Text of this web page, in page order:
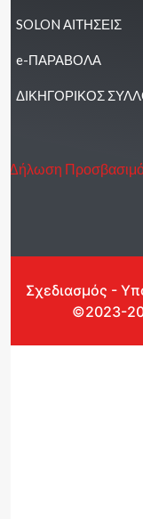
SOLON ΑΙΤΗΣΕΙΣ
e-ΠΑΡΑΒΟΛΑ
ΔΙΚΗΓΟΡΙΚΟΣ
Δήλωση
Σχεδιασμός -
©2023-